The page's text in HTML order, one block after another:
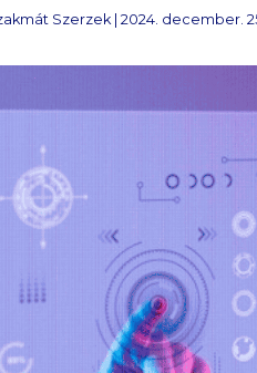
Szerzek| 2024. december.